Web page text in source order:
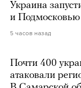
Украина
и Подмосковью
5 часов назад
Почти 400
атаковали